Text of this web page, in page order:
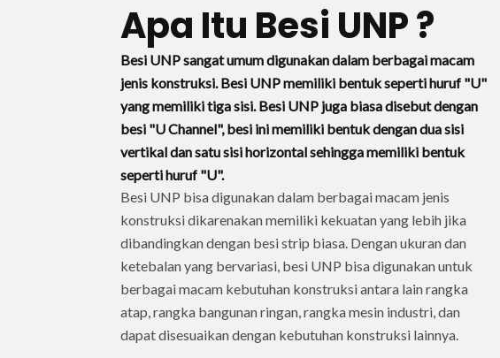
Apa Itu Besi UNP ?
Besi UNP sangat umum digunakan dalam berbagai macam
jenis konstruksi. Besi UNP memiliki bentuk seperti huruf "U"
yang memiliki tiga sisi. Besi UNP juga biasa disebut dengan
besi "U Channel", besi ini memiliki bentuk dengan dua sisi
vertikal dan satu sisi horizontal sehingga memiliki bentuk
seperti huruf "U".
Besi UNP bisa digunakan dalam berbagai macam jenis
konstruksi dikarenakan memiliki kekuatan yang lebih jika
dibandingkan dengan besi strip biasa. Dengan ukuran dan
ketebalan yang bervariasi, besi UNP bisa digunakan untuk
berbagai macam kebutuhan konstruksi antara lain rangka
atap, rangka bangunan ringan, rangka mesin industri, dan
dapat disesuaikan dengan kebutuhan konstruksi lainnya.